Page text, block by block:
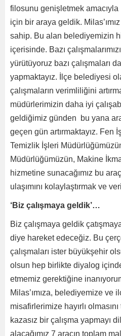
filosunu genişletmek amacıyla
için bir araya geldik.
sahip. Bu alan belediyemizin
içerisinde. Bazı
yürütüyoruz bazı çalışmaları
yapmaktayız. İlçe belediyesi
çalışmaların verimliliğini
müdürlerimizin daha iyi
geldiğimiz günden bu yana
geçen gün artırmaktayız. Fen
Temizlik İşleri
Müdürlüğümüzün, Makine
hizmetine sunacağımız bu
ulaşımını kolaylaştırmak ve
‘Biz çalışmaya geldik’…
Biz çalışmaya geldik
diye hareket edeceğiz. Bu
çalışmaları ister büyükşehir
olsun hep birlikte diyalog
etmemiz gerektiğine
Milas’ımıza, belediyemize ve
misafirlerimize hayırlı
kazasız bir çalışma yapmayı
alacağımız 7 aracın toplam